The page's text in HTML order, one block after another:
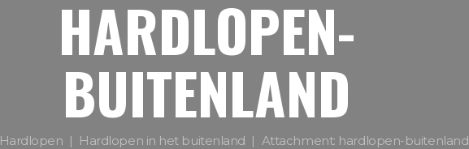
HARDLOPEN-
BUITENLAND
Hardlopen Hardlopen in het buitenland Attachment: hardlopen-buitenland